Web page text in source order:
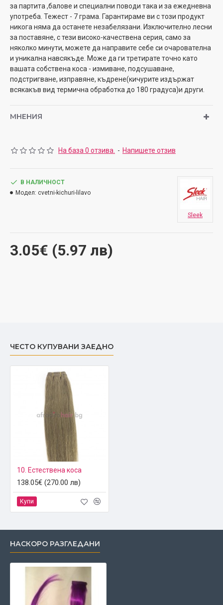
за партита ,балове и специални поводи така и за ежедневна
употреба. Тежест - 7 грама. Гарантираме ви с този продукт
никога няма да останете незабелязани. Изключително лесни
за поставяне, с тези високо-качествена серия, само за
няколко минути, можете да направите себе си очарователна
и уникална навсякъде. Може да ги третирате точно като
вашата собствена коса - измиване, подсушаване,
подстригване, изправяне, къдрене(кичурите издържат
всякакъв вид термична обработка до 180 градуса)и други.
МНЕНИЯ
На база 0 отзива. - Напишете отзив
3.05€ (5.97 лв)
В НАЛИЧНОСТ
Модел: cvetni-kichuri-lilavo
Sleek
ЧЕСТО КУПУВАНИ ЗАЕДНО
10. Естествена коса
138.05€ (270.00 лв)
Купи
НАСКОРО РАЗГЛЕДАНИ